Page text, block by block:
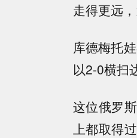
走得更远
库德梅托
以2-0横扫
这位俄罗
上都取得